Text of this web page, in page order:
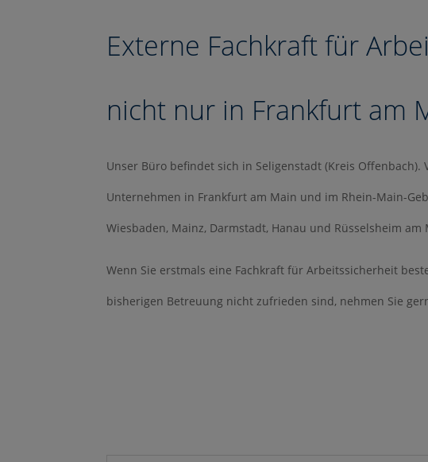
Externe Fachkraft für
nicht nur in Frankfurt am
Unser Büro befindet sich in Seligenstadt (Kreis
Unternehmen in Frankfurt am Main und im Rhein-Main-
Wiesbaden, Mainz, Darmstadt, Hanau und Rüsselsheim am
Wenn Sie erstmals eine Fachkraft für Arbeitssicherheit
bisherigen Betreuung nicht zufrieden sind, nehmen Sie